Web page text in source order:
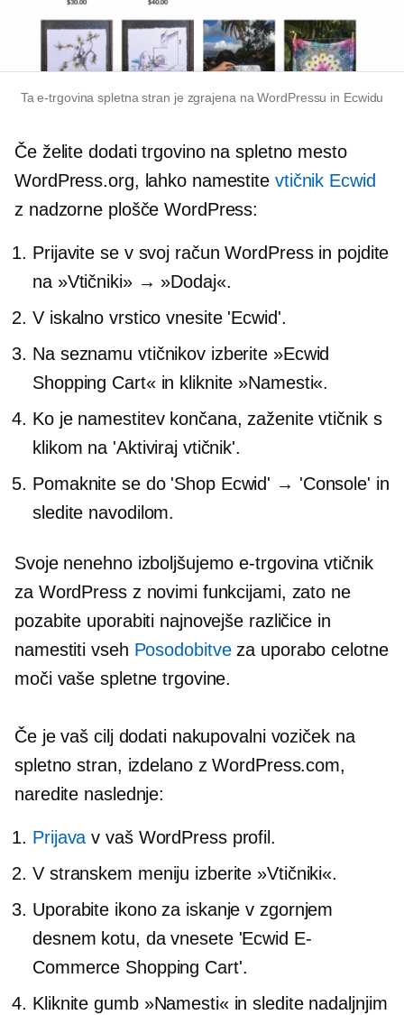
Tae-trgovina spletna stran je zgrajena na WordPressu in Ecwidu
Če želite dodati trgovino na spletno mesto
WordPress.org, lahko namestite vtičnik Ecwid
z nadzorne plošče WordPress:
Prijavite se v svoj račun WordPress in pojdite
na »Vtičniki» → »Dodaj«.
V iskalno vrstico vnesite 'Ecwid'.
Na seznamu vtičnikov izberite »Ecwid
Shopping Cart« in kliknite »Namesti«.
Ko je namestitev končana, zaženite vtičnik s
klikom na 'Aktiviraj vtičnik'.
Pomaknite se do 'Shop Ecwid' → 'Console' in
sledite navodilom.
Svoje nenehno izboljšujemoe-trgovina vtičnik
za WordPress z novimi funkcijami, zato ne
pozabite uporabiti najnovejše različice in
namestiti vseh Posodobitveza uporabo celotne
moči vaše spletne trgovine.
Če je vaš cilj dodati nakupovalni voziček na
spletno stran, izdelano z WordPress.com,
naredite naslednje:
Prijava v vaš WordPress profil.
V stranskem meniju izberite »Vtičniki«.
Uporabite ikono za iskanje v zgornjem
desnem kotu, da vnesete 'Ecwid E-
Commerce Shopping Cart'.
Kliknite gumb »Namesti« in sledite nadaljnjim